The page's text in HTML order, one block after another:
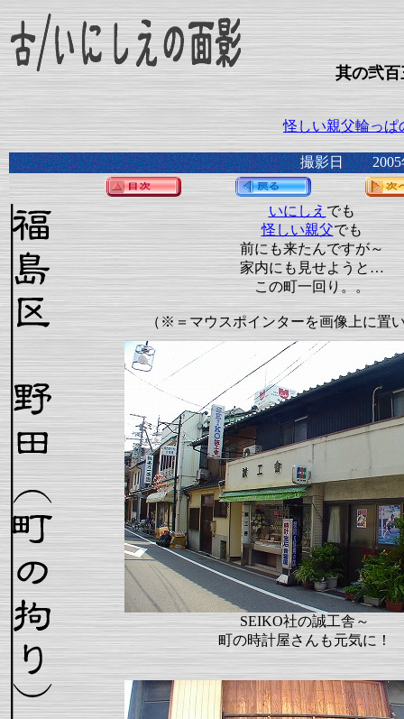
其の弐
怪しい親父輪っぱ
撮影日 2005
いにしえでも
怪しい親父でも
前にも来たんですが～
家内にも見せようと…
この町一回り。。
（※＝マウスポインターを画像上に置
SEIKO社の誠工舎～
町の時計屋さんも元気に！